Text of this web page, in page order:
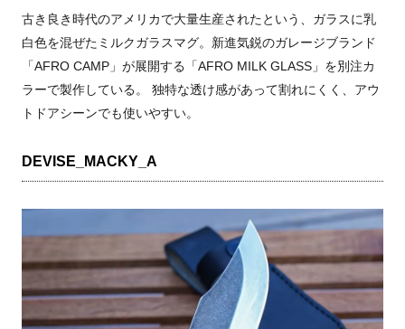
古き良き時代のアメリカで大量生産されたという、ガラスに乳
白色を混ぜたミルクガラスマグ。新進気鋭のガレージブランド
「AFRO CAMP 」が展開する「AFRO MILK GLASS 」を別注カ
ラーで製作している。 独特な透け感があって割れにくく、アウ
トドアシーンでも使いやすい。
DEVISE_MACKY_A